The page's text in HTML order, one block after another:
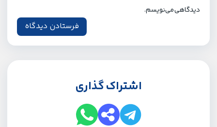
دیدگاهی می‌نویسم.
اشتراک گذاری